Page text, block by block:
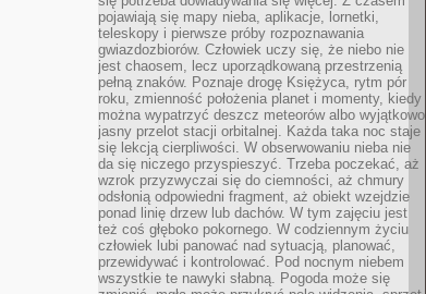
pojawiają się mapy nieba, aplikacje, lornetki,
teleskopy i pierwsze próby rozpoznawania
gwiazdozbiorów. Człowiek uczy się, że niebo nie
jest chaosem, lecz uporządkowaną przestrzenią
pełną znaków. Poznaje drogę Księżyca, rytm pór
roku, zmienność położenia planet i momenty, kiedy
można wypatrzyć deszcz meteorów albo wyjątkowo
jasny przelot stacji orbitalnej. Każda taka noc staje
się lekcją cierpliwości. W obserwowaniu nieba nie
da się niczego przyspieszyć. Trzeba poczekać, aż
wzrok przyzwyczai się do ciemności, aż chmury
odsłonią odpowiedni fragment, aż obiekt wzejdzie
ponad linię drzew lub dachów. W tym zajęciu jest
też coś głęboko pokornego. W codziennym życiu
człowiek lubi panować nad sytuacją, planować,
przewidywać i kontrolować. Pod nocnym niebem
wszystkie te nawyki słabną. Pogoda może się